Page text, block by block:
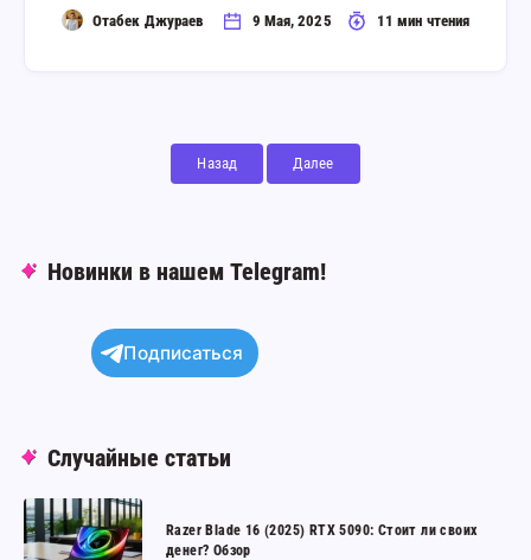
Отабек Джураев 9 Мая, 2025 11 мин чтения
Назад Далее
Новинки в нашем Telegram!
Подписаться
Случайные статьи
Razer
Blade
Razer Blade 16 (2025) RTX 5090: Стоит ли своих
денег? Обзор